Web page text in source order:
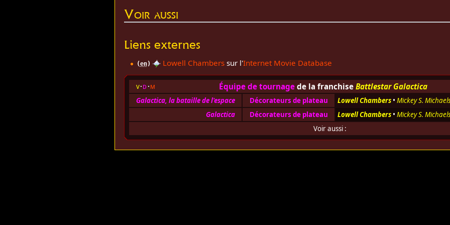
Voir aussi
Liens externes
(en) Lowell Chamberssur l'Internet Movie Database
v d m Équipe de tournage de la franchiseBattlestar Galactica
Galactica, la bataille de l'espace Décorateurs de plateau Lowell Chambers• Mickey S.
Galactica
Décorateurs de plateau Lowell Chambers• Mickey S.
Voir aussi :